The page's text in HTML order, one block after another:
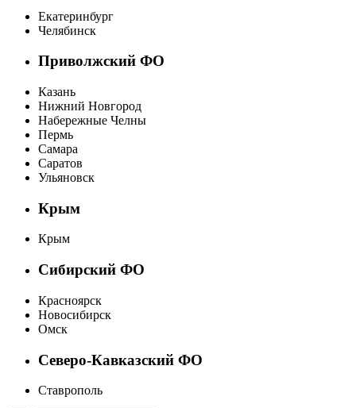
Екатеринбург
Челябинск
Приволжский ФО
Казань
Нижний Новгород
Набережные Челны
Пермь
Самара
Саратов
Ульяновск
Крым
Крым
Сибирский ФО
Красноярск
Новосибирск
Омск
Северо-Кавказский ФО
Ставрополь